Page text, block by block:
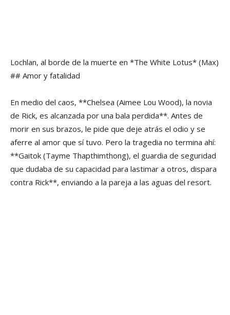
Lochlan, al borde de la muerte en *The White Lotus* (Max)
## Amor y fatalidad
En medio del caos, **Chelsea (Aimee Lou Wood), la novia
de Rick, es alcanzada por una bala perdida**. Antes de
morir en sus brazos, le pide que deje atrás el odio y se
aferre al amor que sí tuvo. Pero la tragedia no termina ahí:
**Gaitok (Tayme Thapthimthong), el guardia de seguridad
que dudaba de su capacidad para lastimar a otros, dispara
contra Rick**, enviando a la pareja a las aguas del resort.